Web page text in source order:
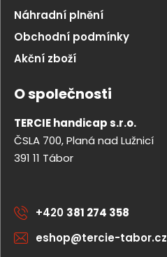
Náhradní plnění
Obchodní podmínky
Akční zboží
O společnosti
TERCIE handicap s.r.o.
ČSLA 700, Planá nad Lužnicí
391 11 Tábor
+420 381 274 358
eshop@tercie-tabor.cz